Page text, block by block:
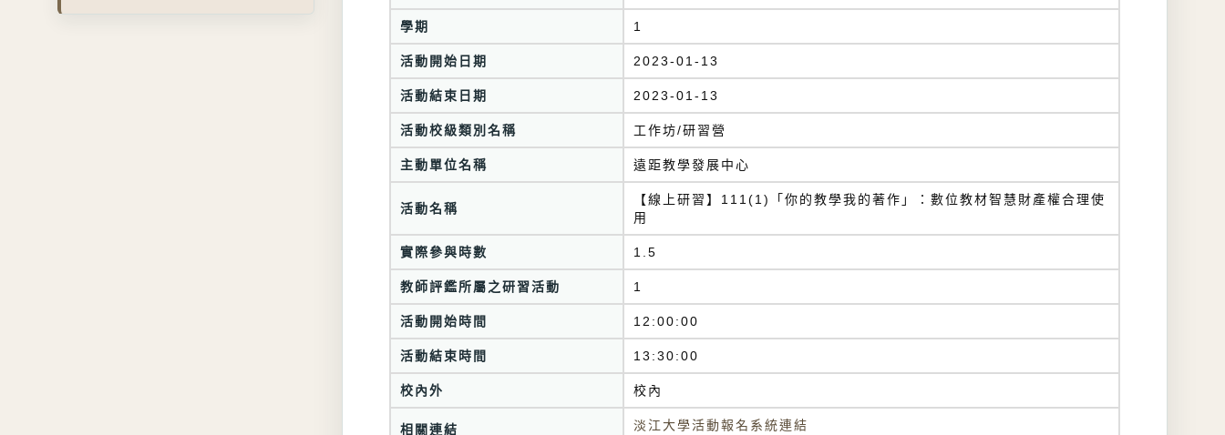
學期 1
活動開始日期 2023-01-13
活動結束日期 2023-01-13
活動校級類別名稱 工作坊/研習營
主動單位名稱 遠距教學發展中心
活動名稱
【線上研習】111(1)「你的教學我的著作」：數位教材智慧財產權合理使
用
實際參與時數 1.5
教師評鑑所屬之研習活動 1
活動開始時間 12:00:00
活動結束時間 13:30:00
校內外 校內
相關連結 淡江大學活動報名系統連結